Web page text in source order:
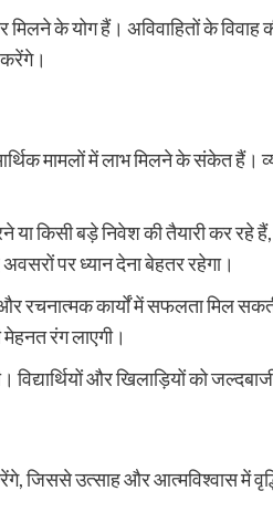
के योग हैं। अविवाहितों के
मामलों में लाभ मिलने के संकेत हैं।
किसी बड़े निवेश की तैयारी कर रहे
पर ध्यान देना बेहतर रहेगा।
रचनात्मक कार्यों में सफलता मिल
रंग लाएगी।
विद्यार्थियों और खिलाड़ियों को
जिससे उत्साह और आत्मविश्वास में